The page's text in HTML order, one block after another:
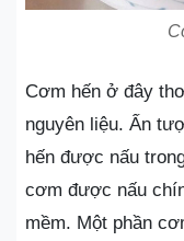
Cơm hến ở đây
nguyên liệu. Ấn
hến được nấu
cơm được nấu
mềm. Một phần